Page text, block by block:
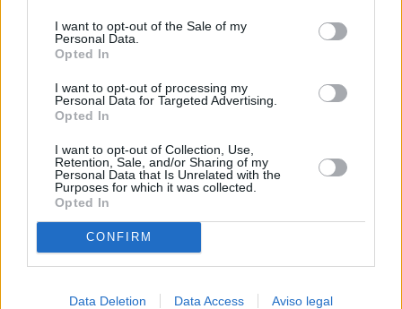
cualquier momento entrando de nuevo en este sitio web o
visitando nuestra política de privacidad.
I want to opt-out of the Sale of my
Personal Data.
Opted In
I want to opt-out of processing my
Personal Data for Targeted Advertising.
Opted In
I want to opt-out of Collection, Use,
Retention, Sale, and/or Sharing of my
Personal Data that Is Unrelated with the
Purposes for which it was collected.
Opted In
CONFIRM
Data Deletion Data Access Aviso legal